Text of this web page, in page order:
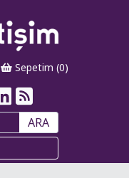
Sepetim (0)
ARA